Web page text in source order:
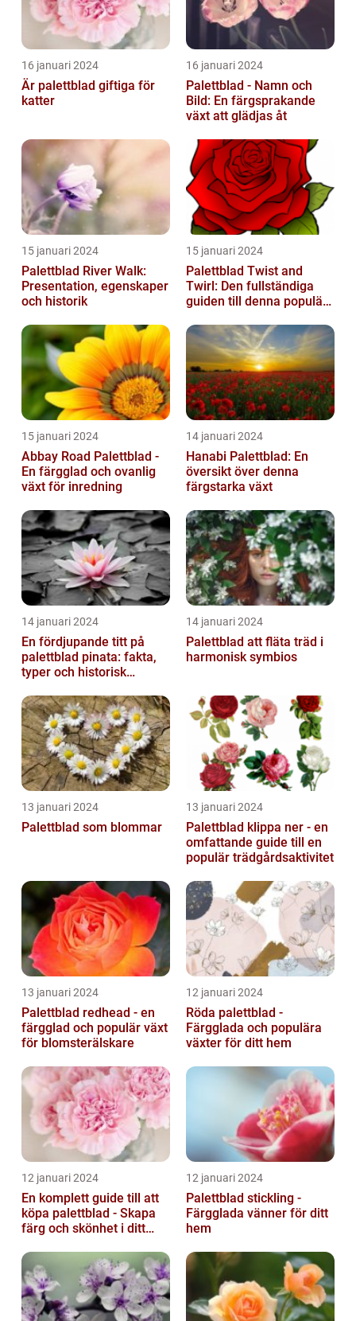
16 januari 2024
Är palettblad giftiga för
katter
16 januari 2024
Palettblad - Namn och
Bild: En färgsprakande
växt att glädjas åt
15 januari 2024
Palettblad River Walk:
Presentation, egenskaper
och historik
15 januari 2024
Palettblad Twist and
Twirl: Den fullständiga
guiden till denna populära
15 januari 2024
Abbay Road Palettblad -
En färgglad och ovanlig
växt för inredning
14 januari 2024
Hanabi Palettblad: En
översikt över denna
färgstarka växt
14 januari 2024
En fördjupande titt på
palettblad pinata: fakta,
typer och historisk
14 januari 2024
Palettblad att fläta träd i
harmonisk symbios
13 januari 2024
Palettblad som blommar
13 januari 2024
Palettblad klippa ner - en
omfattande guide till en
populär trädgårdsaktivitet
13 januari 2024
Palettblad redhead - en
färgglad och populär växt
för blomsterälskare
12 januari 2024
Röda palettblad -
Färgglada och populära
växter för ditt hem
12 januari 2024
En komplett guide till att
köpa palettblad - Skapa
färg och skönhet i ditt
12 januari 2024
Palettblad stickling -
Färgglada vänner för ditt
hem